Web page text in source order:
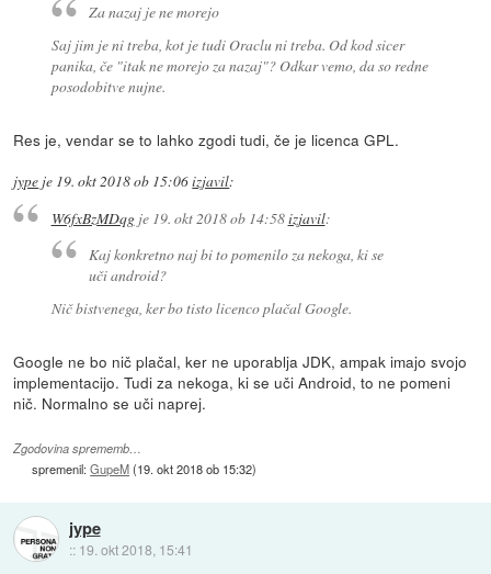
Za nazaj je ne morejo
Saj jim je ni treba, kot je tudi Oraclu ni treba. Od kod sicer
panika, če "itak ne morejo za nazaj"? Odkar vemo, da so redne
posodobitve nujne.
Res je, vendar se to lahko zgodi tudi, če je licenca GPL.
jype je 19. okt 2018 ob 15:06izjavil:
W6fxBzMDqgje 19. okt 2018 ob 14:58izjavil:
Kaj konkretno naj bi to pomenilo za nekoga, ki se
uči android?
Nič bistvenega, ker bo tisto licenco plačal Google.
Google ne bo nič plačal, ker ne uporablja JDK, ampak imajo svojo
implementacijo. Tudi za nekoga, ki se uči Android, to ne pomeni
nič. Normalno se uči naprej.
Zgodovina sprememb…
spremenil:GupeM(19. okt 2018 ob 15:32)
jype
:: 19. okt 2018, 15:41